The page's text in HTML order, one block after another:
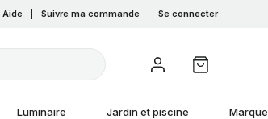
Aide Suivre ma commande Se connecter
Luminaire Jardin et piscine